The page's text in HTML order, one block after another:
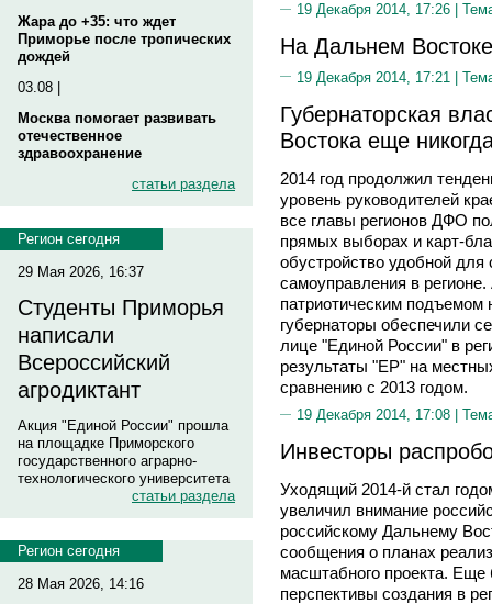
Жара до +35: что ждет
Приморье после тропических
дождей
03.08 |
Москва помогает развивать
отечественное
здравоохранение
статьи раздела
Регион сегодня
29 Мая 2026, 16:37
Студенты Приморья
написали
Всероссийский
агродиктант
Акция "Единой России" прошла
на площадке Приморского
государственного аграрно-
технологического университета
статьи раздела
Регион сегодня
28 Мая 2026, 14:16
19 Декабря 2014, 17:26 |
На Дальнем
19 Декабря 2014, 17:21 |
Губернаторская
Востока еще
2014 год продолжил
уровень руководителей
все главы регионов ДФО
прямых выборах и карт-
обустройство удобной
самоуправления в
патриотическим
губернаторы обеспечили
лице "Единой России" в
результаты "ЕР" на
сравнению с 2013 годом.
19 Декабря 2014, 17:08 |
Инвесторы
Уходящий 2014-й стал
увеличил внимание
российскому Дальнему
сообщения о планах
масштабного проекта. Еще
перспективы создания в